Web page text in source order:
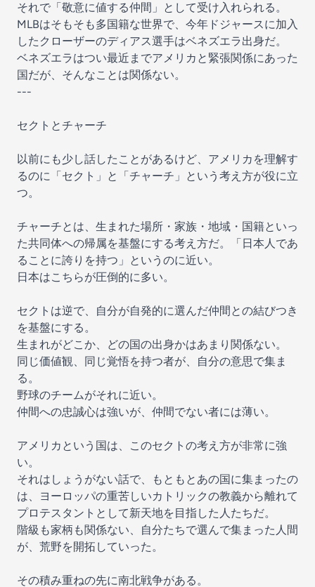
それで「敬意に値する仲間」として受け入れられる。
MLBはそもそも多国籍な世界で、今年ドジャースに加入
したクローザーのディアス選手はベネズエラ出身だ。
ベネズエラはつい最近までアメリカと緊張関係にあった
国だが、そんなことは関係ない。
---
セクトとチャーチ
以前にも少し話したことがあるけど、アメリカを理解す
るのに「セクト」と「チャーチ」という考え方が役に立
つ。
チャーチとは、生まれた場所・家族・地域・国籍といっ
た共同体への帰属を基盤にする考え方だ。「日本人であ
ることに誇りを持つ」というのに近い。
日本はこちらが圧倒的に多い。
セクトは逆で、自分が自発的に選んだ仲間との結びつき
を基盤にする。
生まれがどこか、どの国の出身かはあまり関係ない。
同じ価値観、同じ覚悟を持つ者が、自分の意思で集ま
る。
野球のチームがそれに近い。
仲間への忠誠心は強いが、仲間でない者には薄い。
アメリカという国は、このセクトの考え方が非常に強
い。
それはしょうがない話で、もともとあの国に集まったの
は、ヨーロッパの重苦しいカトリックの教義から離れて
プロテスタントとして新天地を目指した人たちだ。
階級も家柄も関係ない、自分たちで選んで集まった人間
が、荒野を開拓していった。
その積み重ねの先に南北戦争がある。